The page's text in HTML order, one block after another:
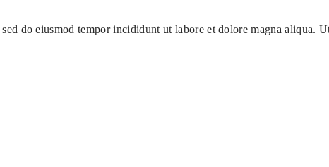
do eiusmod tempor incididunt ut labore et dolore magna aliqua.